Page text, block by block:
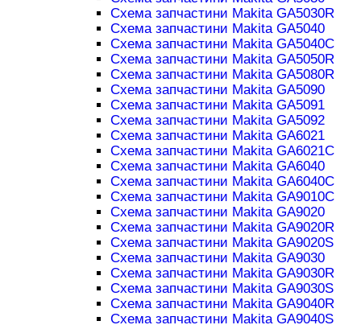
Схема запчастини Makita GA5030R
Схема запчастини Makita GA5040
Схема запчастини Makita GA5040C
Схема запчастини Makita GA5050R
Схема запчастини Makita GA5080R
Схема запчастини Makita GA5090
Схема запчастини Makita GA5091
Схема запчастини Makita GA5092
Схема запчастини Makita GA6021
Схема запчастини Makita GA6021C
Схема запчастини Makita GA6040
Схема запчастини Makita GA6040C
Схема запчастини Makita GA9010C
Схема запчастини Makita GA9020
Схема запчастини Makita GA9020R
Схема запчастини Makita GA9020S
Схема запчастини Makita GA9030
Схема запчастини Makita GA9030R
Схема запчастини Makita GA9030S
Схема запчастини Makita GA9040R
Схема запчастини Makita GA9040S